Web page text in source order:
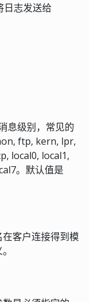
志发送给
息级别，常见的
ftp, kern, lpr,
local0, local1,
。默认值是
客户连接得到模